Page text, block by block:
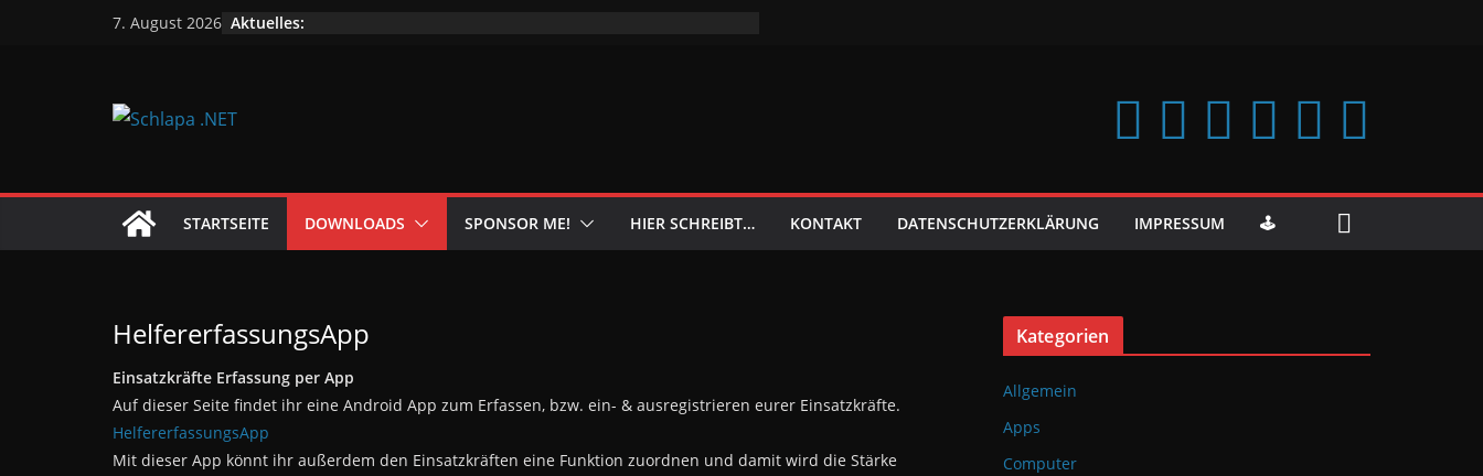
7. August 2026 Aktuelles:
STARTSEITE DOWNLOADS SPONSOR ME! HIER SCHREIBT… KONTAKT DATENSCHUTZERKLÄRUNG IMPRESSUM 🕹️
HelfererfassungsApp
Einsatzkräfte Erfassung per App
Auf dieser Seite findet ihr eine Android App zum Erfassen, bzw. ein- & ausregistrieren eurer Einsatzkräfte.
HelfererfassungsApp
Mit dieser App könnt ihr außerdem den Einsatzkräften eine Funktion zuordnen und damit wird die Stärke
Kategorien
Allgemein
Apps
Computer